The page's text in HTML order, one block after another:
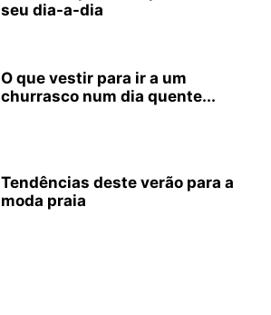
seu dia-a-dia
O que vestir para ir a um
churrasco num dia quente...
Tendências deste verão para a
moda praia